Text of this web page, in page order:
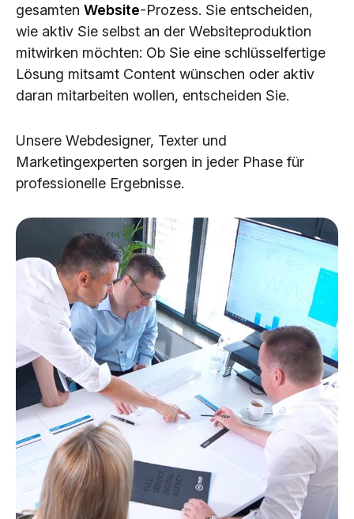
gesamten Website-Prozess. Sie entscheiden,
wie aktiv Sie selbst an der Websiteproduktion
mitwirken möchten: Ob Sie eine schlüsselfertige
Lösung mitsamt Content wünschen oder aktiv
daran mitarbeiten wollen, entscheiden Sie.
Unsere Webdesigner, Texter und
Marketingexperten sorgen in jeder Phase für
professionelle Ergebnisse.